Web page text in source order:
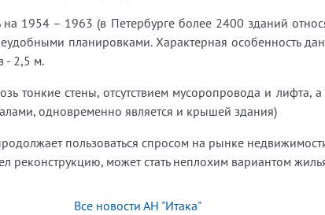
1954 – 1963 (в Петербурге более 2400 зданий
планировками. Характерная особенность
- 2,5 м.
тонкие стены, отсутствием мусоропровода и лифта,
одновременно является и крышей здания)
пользоваться спросом на рынке
реконструкцию, может стать неплохим вариантом
Все новости АН "Итака"